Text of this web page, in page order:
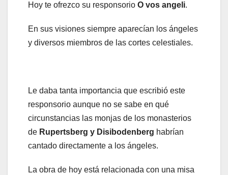
Hoy te ofrezco su responsorio O vos angeli.
En sus visiones siempre aparecían los ángeles
y diversos miembros de las cortes celestiales.
Le daba tanta importancia que escribió este
responsorio aunque no se sabe en qué
circunstancias las monjas de los monasterios
de Rupertsberg y Disibodenberg habrían
cantado directamente a los ángeles.
La obra de hoy está relacionada con una misa